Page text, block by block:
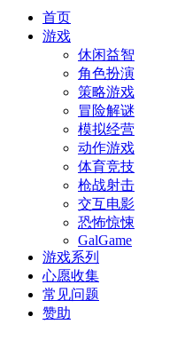
首页
游戏
休闲益智
角色扮演
策略游戏
冒险解谜
模拟经营
动作游戏
体育竞技
枪战射击
交互电影
恐怖惊悚
GalGame
游戏系列
心愿收集
常见问题
赞助